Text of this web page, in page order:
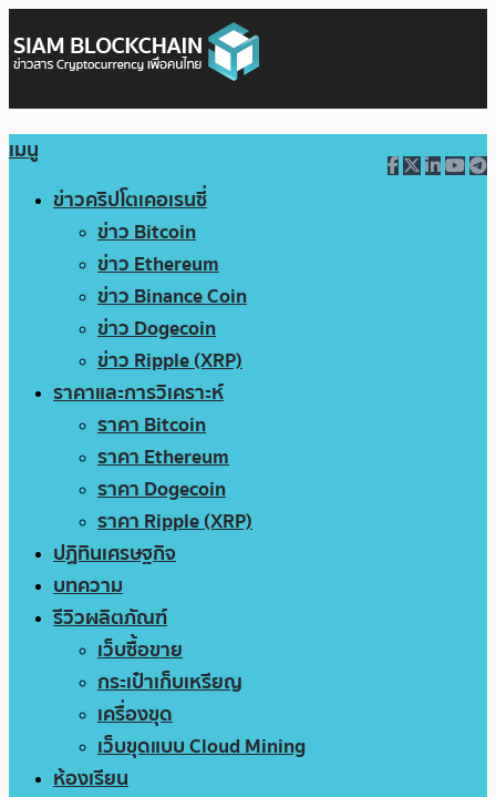
เมนู
ข่าวคริปโตเคอเรนซี่
ข่าว Bitcoin
ข่าว Ethereum
ข่าว Binance Coin
ข่าว Dogecoin
ข่าว Ripple (XRP)
ราคาและการวิเคราะห์
ราคา Bitcoin
ราคา Ethereum
ราคา Dogecoin
ราคา Ripple (XRP)
ปฏิทินเศรษฐกิจ
บทความ
รีวิวผลิตภัณฑ์
เว็บซื้อขาย
กระเป๋าเก็บเหรียญ
เครื่องขุด
เว็บขุดแบบ Cloud Mining
ห้องเรียน